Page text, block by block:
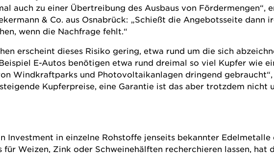
auch zu einer Übertreibung des Ausbaus von
& Co. aus Osnabrück: „Schießt die Angebotsseite dann
wenn die Nachfrage fehlt.“
erscheint dieses Risiko gering, etwa rund um die sich
E-Autos benötigen etwa rund dreimal so viel Kupfer wie
Windkraftparks und Photovoltaikanlagen dringend
Kupferpreise, eine Garantie ist das aber trotzdem
Investment in einzelne Rohstoffe jenseits bekannter
für Weizen, Zink oder Schweinehälften recherchieren lassen, hat